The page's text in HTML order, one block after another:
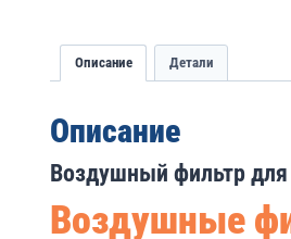
Описание Детали
Описание
Воздушный фильтр для
Воздушные